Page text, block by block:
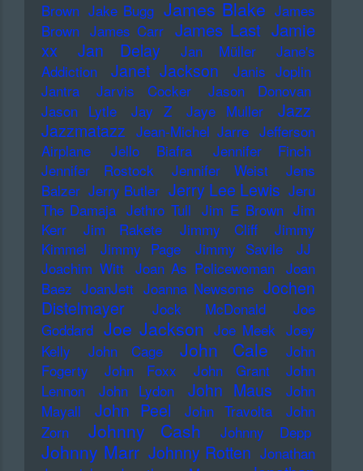
Brown Jake Bugg James Blake James
Brown James Carr James Last Jamie
xx
Jan Delay Jan Müller
Jane's
Addiction
Janet Jackson
Janis Joplin
Jantra
Jarvis Cocker
Jason Donovan
Jason Lytle
Jay Z Jaye Muller
Jazz
Jazzmatazz Jean-Michel Jarre Jefferson
Airplane
Jello Biafra
Jennifer Finch
Jennifer Rostock
Jennifer Weist
Jens
Balzer Jerry Butler Jerry Lee Lewis Jeru
The Damaja Jethro Tull Jim E Brown Jim
Kerr
Jim Rakete Jimmy Cliff
Jimmy
Kimmel
Jimmy Page Jimmy Savile
JJ
Joachim Witt Joan As Policewoman Joan
Baez JoanJett Joanna Newsome Jochen
Distelmayer
Jock McDonald
Joe
Goddard Joe Jackson Joe Meek Joey
Kelly
John Cage John Cale
John
Fogerty
John Foxx John Grant
John
Lennon
John Lydon John Maus
John
Mayall
John Peel John Travolta
John
Zorn
Johnny Cash Johnny Depp
Johnny Marr Johnny Rotten Jonathan